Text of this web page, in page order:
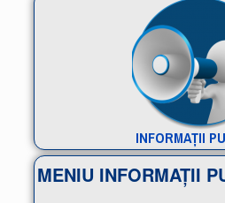
INFORMAȚII
MENIU INFORMAȚII